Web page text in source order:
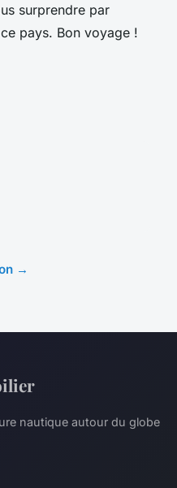
surprendre par
pays. Bon voyage !
→
nautique autour du globe